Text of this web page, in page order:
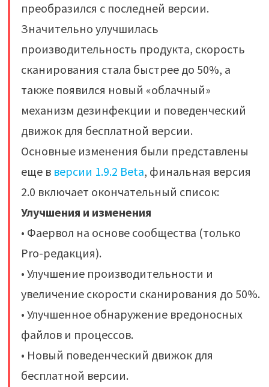
преобразился с последней версии.
Значительно улучшилась
производительность продукта, скорость
сканирования стала быстрее до 50%, а
также появился новый «облачный»
механизм дезинфекции и поведенческий
движок для бесплатной версии.
Основные изменения были представлены
еще в версии 1.9.2 Beta, финальная версия
2.0 включает окончательный список:
Улучшения и изменения
• Фаервол на основе сообщества (только
Pro-редакция).
• Улучшение производительности и
увеличение скорости сканирования до 50%.
• Улучшенное обнаружение вредоносных
файлов и процессов.
• Новый поведенческий движок для
бесплатной версии.